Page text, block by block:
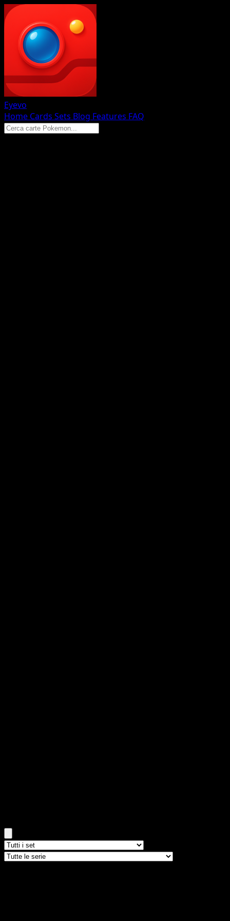
Eyevo
Home Cards Sets Blog Features FAQ